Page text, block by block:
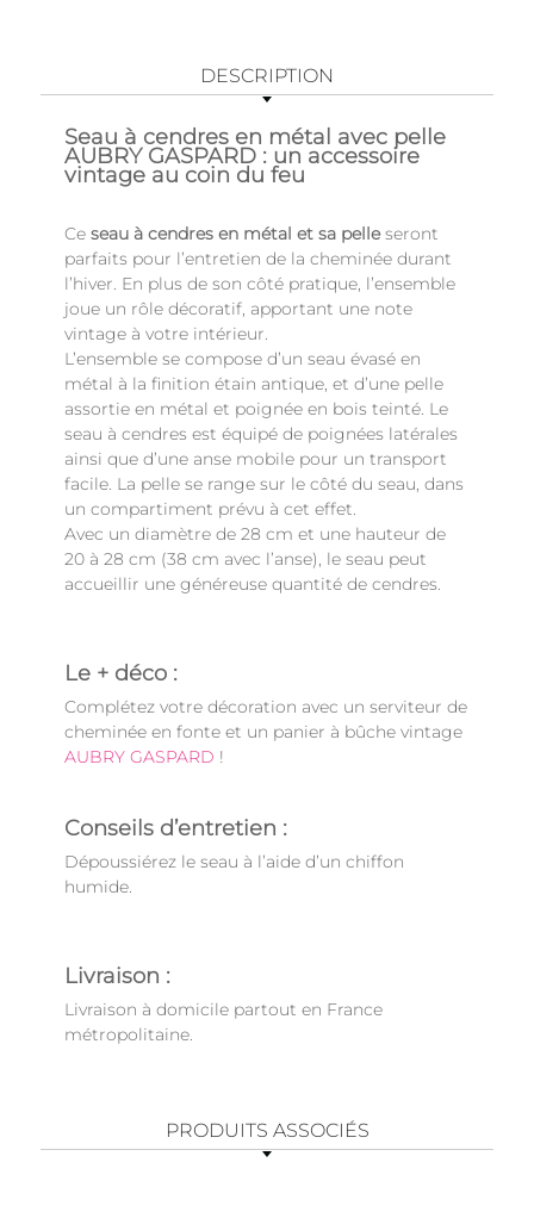
DESCRIPTION
Seau à cendres en métal avec pelle
AUBRY GASPARD : un accessoire
vintage au coin du feu
Ce seau à cendres en métal et sa pelleseront
parfaits pour l’entretien de la cheminée durant
l’hiver. En plus de son côté pratique, l’ensemble
joue un rôle décoratif, apportant une note
vintage à votre intérieur.
L’ensemble se compose d’un seau évasé en
métal à la finition étain antique, et d’une pelle
assortie en métal et poignée en bois teinté. Le
seau à cendres est équipé de poignées latérales
ainsi que d’une anse mobile pour un transport
facile. La pelle se range sur le côté du seau, dans
un compartiment prévu à cet effet.
Avec un diamètre de 28 cm et une hauteur de
20 à 28 cm (38 cm avec l’anse), le seau peut
accueillir une généreuse quantité de cendres.
Le + déco :
Complétez votre décoration avec un serviteur de
cheminée en fonte et un panier à bûche vintage
AUBRY GASPARD !
Conseils d’entretien :
Dépoussiérez le seau à l’aide d’un chiffon
humide.
Livraison :
Livraison à domicile partout en France
métropolitaine.
PRODUITS ASSOCIÉS